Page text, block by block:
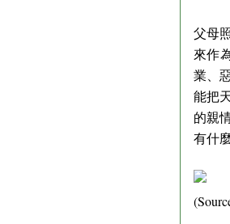
父母
來作
業、
能把
的親
有什